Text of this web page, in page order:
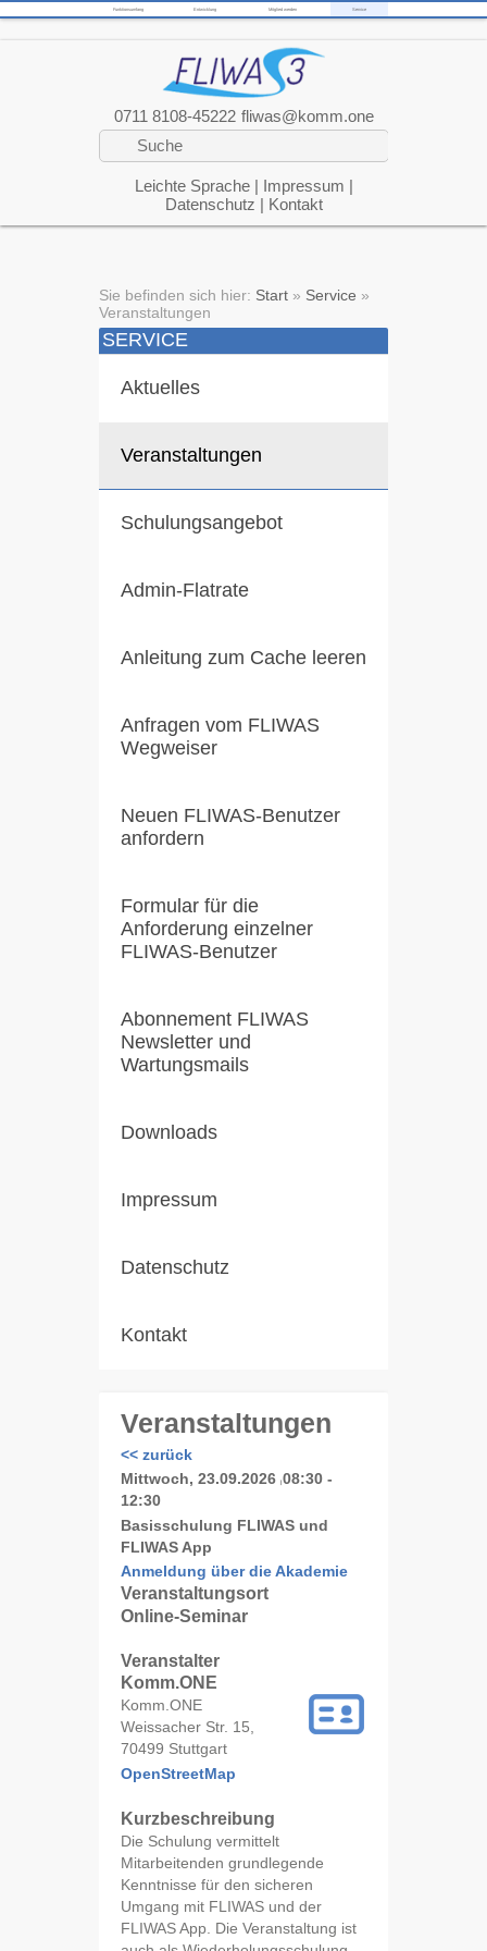
0711 8108-45222 fliwas@komm.one
Leichte Sprache| Impressum |
Datenschutz | Kontakt
Funktionsumfang Entwicklung Mitglied werden Service
Sie befinden sich hier: Start » Service »
Veranstaltungen
SERVICE
Aktuelles
Veranstaltungen
Schulungsangebot
Admin-Flatrate
Anleitung zum Cache leeren
Anfragen vom FLIWAS
Wegweiser
Neuen FLIWAS-Benutzer
anfordern
Formular für die
Anforderung einzelner
FLIWAS-Benutzer
Abonnement FLIWAS
Newsletter und
Wartungsmails
Downloads
Impressum
Datenschutz
Kontakt
Veranstaltungen
<< zurück
Mittwoch, 23.09.2026
|08:30 -
12:30
Basisschulung FLIWAS und
FLIWAS App
Anmeldung über die Akademie
Veranstaltungsort
Online-Seminar
Veranstalter
Komm.ONE
Komm.ONE
Weissacher Str. 15,
70499 Stuttgart
OpenStreetMap
Kurzbeschreibung
Die Schulung vermittelt
Mitarbeitenden grundlegende
Kenntnisse für den sicheren
Umgang mit FLIWAS und der
FLIWAS App. Die Veranstaltung ist